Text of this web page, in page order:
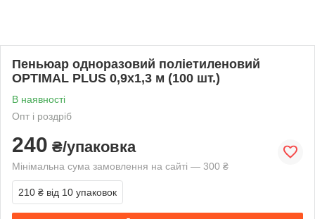
Пеньюар одноразовий поліетиленовий
OPTIMAL PLUS 0,9х1,3 м (100 шт.)
В наявності
Опт і роздріб
240 ₴/упаковка
Мінімальна сума замовлення на сайті — 300 ₴
210 ₴ від 10 упаковок